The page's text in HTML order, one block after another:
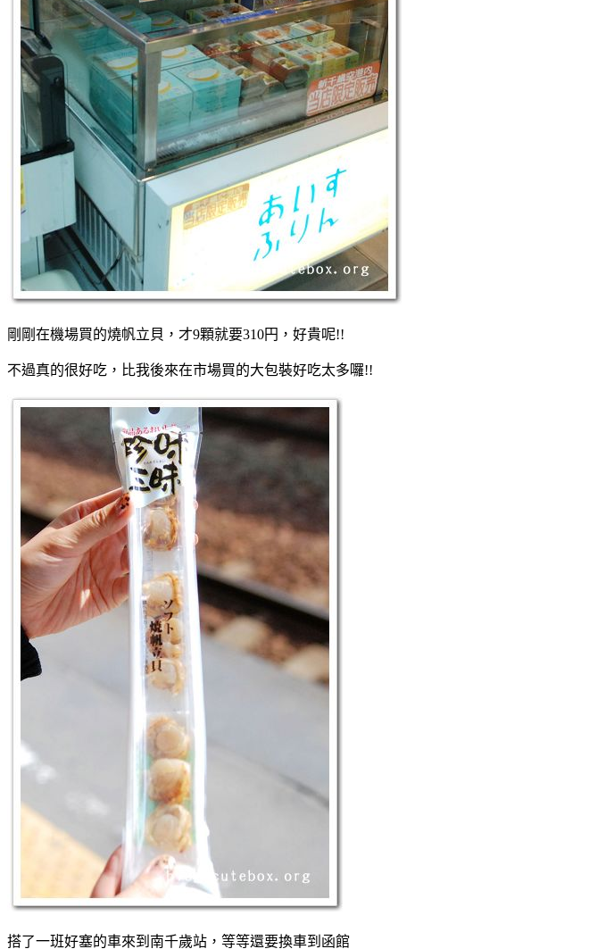
剛剛在機場買的燒帆立貝，才9顆就要310円，好貴呢!!
不過真的很好吃，比我後來在市場買的大包裝好吃太多囉!!
搭了一班好塞的車來到南千歲站，等等還要換車到函館